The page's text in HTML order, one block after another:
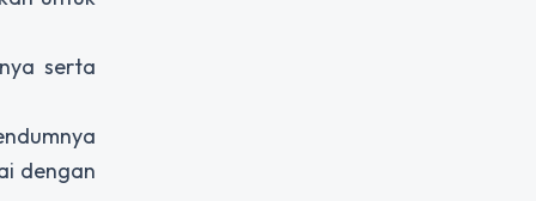
serta
dengan